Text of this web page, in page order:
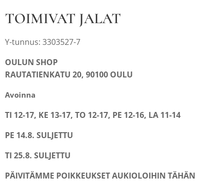
TOIMIVAT JALAT
Y-tunnus: 3303527-7
OULUN SHOP
RAUTATIENKATU 20, 90100 OULU
Avoinna
TI 12-17, KE 13-17, TO 12-17, PE 12-16, LA 11-14
PE 14.8. SULJETTU
TI 25.8. SULJETTU
PÄIVITÄMME POIKKEUKSET AUKIOLOIHIN TÄHÄN